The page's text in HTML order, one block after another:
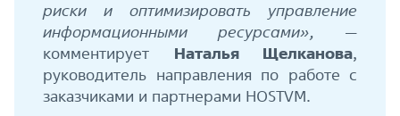
риски и оптимизировать управление
информационными ресурсами»,
—
комментирует Наталья Щелканова
руководитель направления по работе с
заказчиками и партнерами HOSTVM.